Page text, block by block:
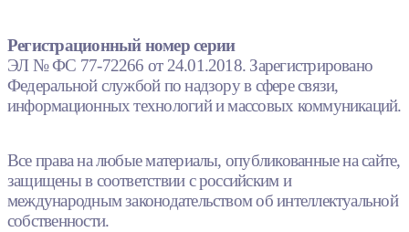
Регистрационный номер серии
ЭЛ № ФС 77-72266 от 24.01.2018. Зарегистрировано
Федеральной службой по надзору в сфере связи,
информационных технологий и массовых коммуникаций.
Все права на любые материалы, опубликованные на сайте,
защищены в соответствии с российским и
международным законодательством об интеллектуальной
собственности.